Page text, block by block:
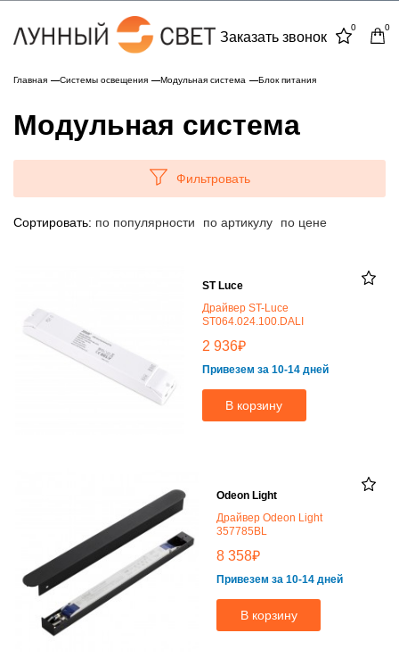
Заказать звонок
0 0
Главная Системы освещения Модульная система Блок питания
Модульная система
Фильтровать
Сортировать: по популярности по артикулу по цене
ST Luce
Драйвер ST-Luce
ST064.024.100.DALI
2 936₽
Привезем за 10-14 дней
В корзину
Odeon Light
Драйвер Odeon Light
357785BL
8 358₽
Привезем за 10-14 дней
В корзину